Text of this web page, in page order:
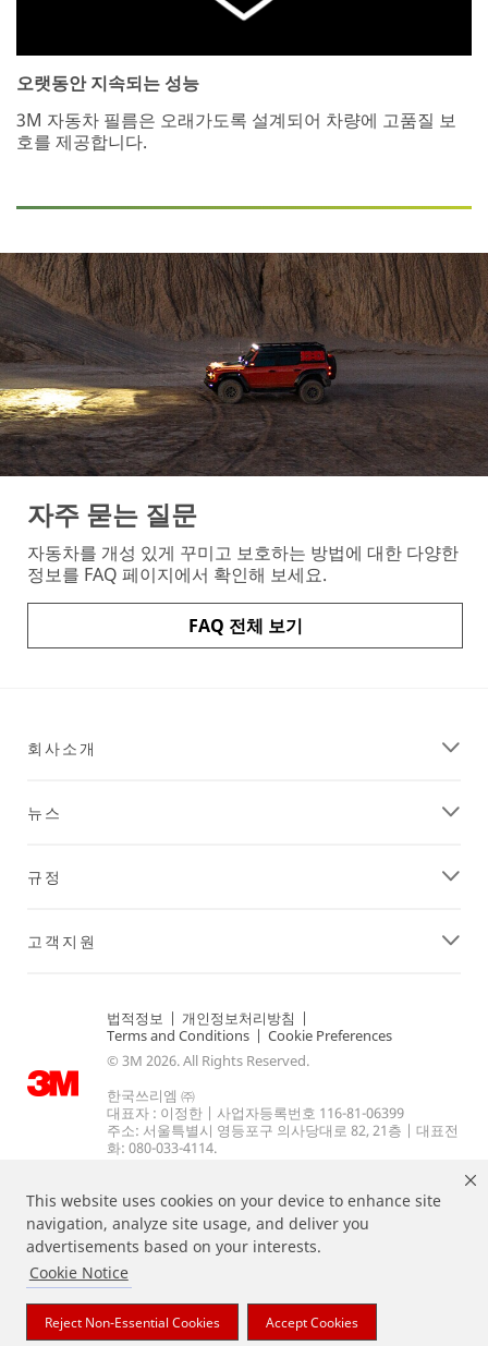
This website uses cookies on your device to enhance site
navigation, analyze site usage, and deliver you
advertisements based on your interests.
Cookie Notice
Reject Non-Essential Cookies Accept Cookies
오랫동안 지속되는 성능
3M 자동차 필름은 오래가도록 설계되어 차량에 고품질 보
호를 제공합니다.
자주 묻는 질문
자동차를 개성 있게 꾸미고 보호하는 방법에 대한 다양한
정보를 FAQ 페이지에서 확인해 보세요.
FAQ 전체 보기
회사소개
뉴스
규정
고객지원
법적정보 | 개인정보처리방침 |
Terms and Conditions | Cookie Preferences
© 3M 2026. All Rights Reserved.
한국쓰리엠 ㈜
대표자 : 이정한 | 사업자등록번호 116-81-06399
주소: 서울특별시 영등포구 의사당대로 82, 21층 | 대표전
화: 080-033-4114.
상기 열거된 브랜드는 3M의 상표입니다.